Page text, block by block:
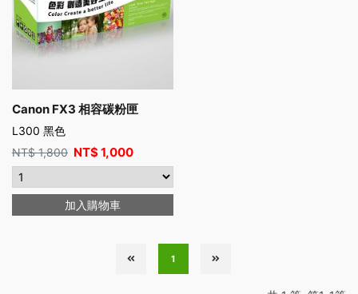
Canon FX3 相容碳粉匣
L300 黑色
NT$1,800 NT$1,000
加入購物車
1